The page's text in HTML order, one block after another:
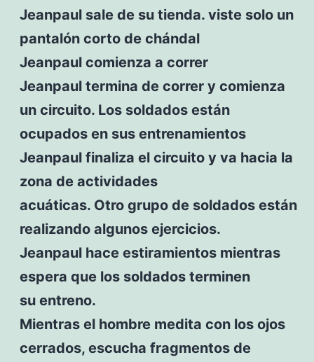
Jeanpaul sale de su tienda. viste solo un
pantalón corto de chándal
Jeanpaul comienza a correr
Jeanpaul termina de correr y comienza
un circuito. Los soldados están
ocupados en sus entrenamientos
Jeanpaul finaliza el circuito y va hacia la
zona de actividades
acuáticas. Otro grupo de soldados están
realizando algunos ejercicios.
Jeanpaul hace estiramientos mientras
espera que los soldados terminen
su entreno.
Mientras el hombre medita con los ojos
cerrados, escucha fragmentos de